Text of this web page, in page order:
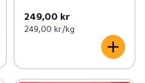
249,00 kr
249,00 kr /kg